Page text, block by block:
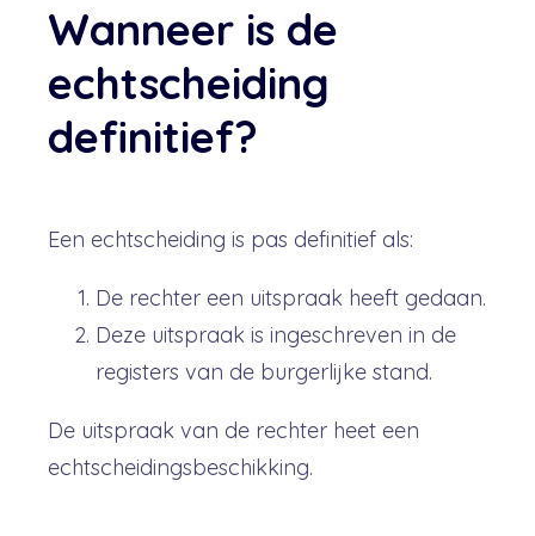
Wanneer is de
echtscheiding
definitief?
Een echtscheiding is pas definitief als:
De rechter een uitspraak heeft gedaan.
Deze uitspraak is ingeschreven in de
registers van de burgerlijke stand.
De uitspraak van de rechter heet een
echtscheidingsbeschikking.